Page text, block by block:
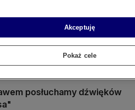
Stanu USA potępił
dziennikarek Biełsatu.
posłuchamy dźwięków
Akceptuję
Pokaż cele